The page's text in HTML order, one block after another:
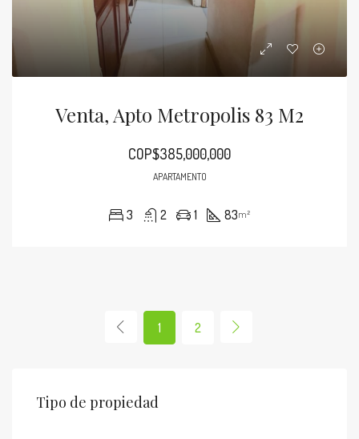
Venta, Apto Metropolis 83 M2
COP$385,000,000
APARTAMENTO
3 2 1 83m²
1 2
Tipo de propiedad